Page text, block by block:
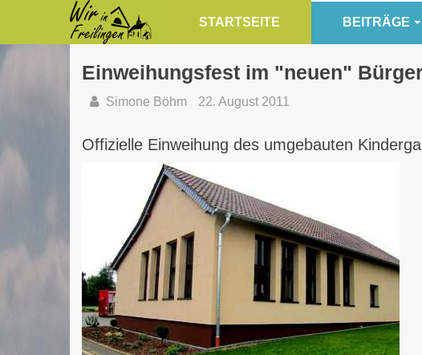
STARTSEITE BEITRÄGE
Einweihungsfest im "neuen"
Simone Böhm 22. August 2011
Offizielle Einweihung des umgebauten